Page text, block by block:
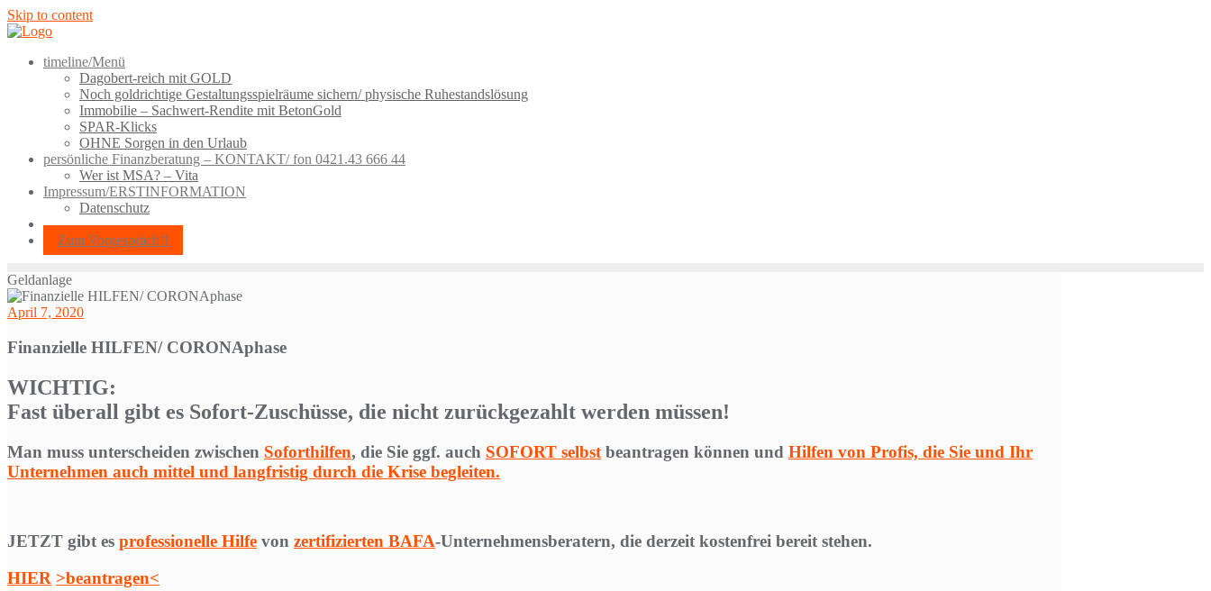
Skip to content
timeline/Menü
Dagobert-reich mit GOLD
Noch goldrichtige Gestaltungsspielräume sichern/ physische Ruhestandslösung
Immobilie – Sachwert-Rendite mit BetonGold
SPAR-Klicks
OHNE Sorgen in den Urlaub
persönliche Finanzberatung – KONTAKT/ fon 0421.43 666 44
Wer ist MSA? – Vita
Impressum/ERSTINFORMATION
Datenschutz
Zum Vorgespräch!!
Geldanlage
April 7, 2020
Finanzielle HILFEN/ CORONAphase
WICHTIG:
Fast überall gibt es Sofort-Zuschüsse, die nicht zurückgezahlt werden müssen!
Man muss unterscheiden zwischen Soforthilfen, die Sie ggf. auch SOFORT selbst beantragen können und Hilfen von Profis, die Sie und Ihr
Unternehmen auch mittel und langfristig durch die Krise begleiten.
JETZT gibt es professionelle Hilfe von zertifizierten BAFA-Unternehmensberatern, die derzeit kostenfrei bereit stehen.
HIER >beantragen<